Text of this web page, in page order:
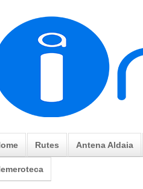
Rutes Antena Aldaia